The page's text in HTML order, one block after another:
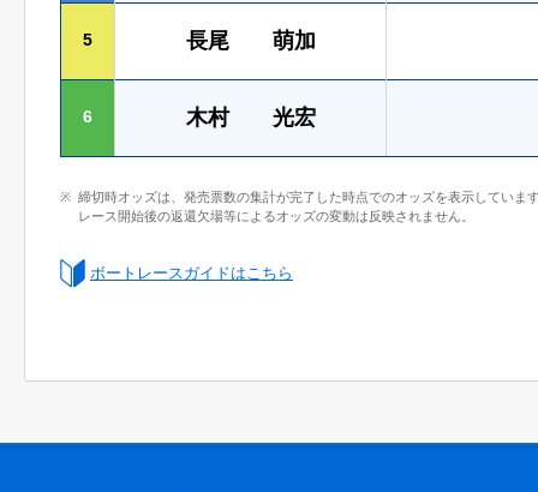
5 長尾 萌加
6 木村 光宏
締切時オッズは、発売票数の集計が完了した時点でのオッズを表示していま
レース開始後の返還欠場等によるオッズの変動は反映されません。
ボートレースガイドはこちら